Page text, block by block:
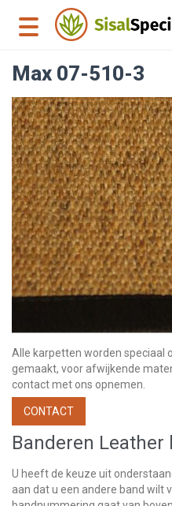
Max 07-510-3
Alle karpetten worden speciaal
gemaakt, voor afwijkende
contact met ons opnemen.
CONTACT
Banderen
U heeft de keuze uit
aan dat u een andere band wilt